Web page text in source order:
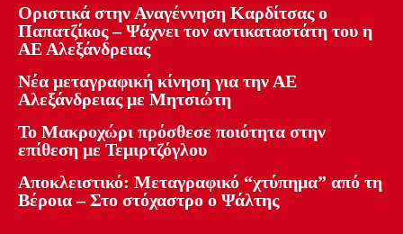
Οριστικά στην Αναγέννηση Καρδίτσας ο
Παπατζίκος – Ψάχνει τον αντικαταστάτη του η
ΑΕ Αλεξάνδρειας
Νέα μεταγραφική κίνηση για την ΑΕ
Αλεξάνδρειας με Μητσιώτη
Το Μακροχώρι πρόσθεσε ποιότητα στην
επίθεση με Τεμιρτζόγλου
Αποκλειστικό: Μεταγραφικό “χτύπημα” από τη
Βέροια – Στο στόχαστρο ο Ψάλτης